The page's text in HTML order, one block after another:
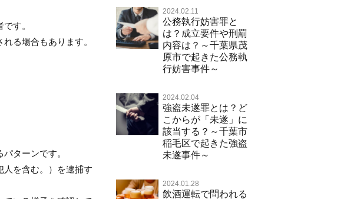
す。
る場合もあります。
ターンです。
人を含む。）を逮捕す
2024.02.11
公務執行妨害罪と
は？成立要件や刑罰
内容は？～千葉県茂
原市で起きた公務執
行妨害事件～
2024.02.04
強盗未遂罪とは？ど
こからが「未遂」に
該当する？～千葉市
稲毛区で起きた強盗
未遂事件～
2024.01.28
飲酒運転で問われる